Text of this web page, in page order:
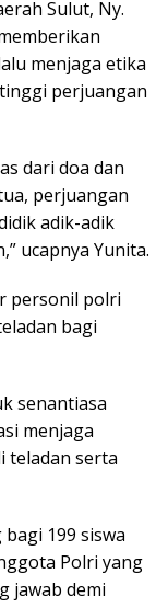
Sulut, Ny.
menjaga etika
perjuangan
dari doa dan
perjuangan
adik-adik
ucapnya Yunita.
personil polri
bagi
senantiasa
menjaga
teladan serta
199 siswa
Polri yang
jawab demi